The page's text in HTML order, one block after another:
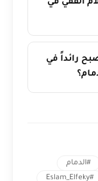
الفقي في
رائداً في
#الدمام
#Eslam_Elfeky